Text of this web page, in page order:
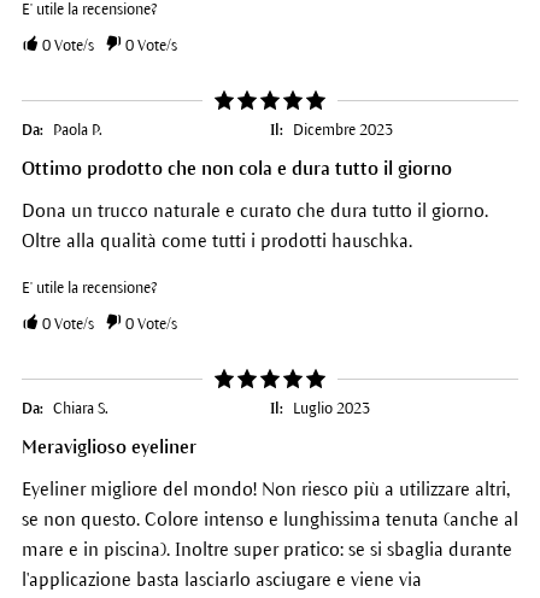
E' utile la recensione?
0Vote/s 0Vote/s
Da: Paola P. Il: Dicembre 2023
Ottimo prodotto che non cola e dura tutto il giorno
Dona un trucco naturale e curato che dura tutto il giorno.
Oltre alla qualità come tutti i prodotti hauschka.
E' utile la recensione?
0Vote/s 0Vote/s
Da: Chiara S. Il: Luglio 2023
Meraviglioso eyeliner
Eyeliner migliore del mondo! Non riesco più a utilizzare altri,
se non questo. Colore intenso e lunghissima tenuta (anche al
mare e in piscina). Inoltre super pratico: se si sbaglia durante
l'applicazione basta lasciarlo asciugare e viene via